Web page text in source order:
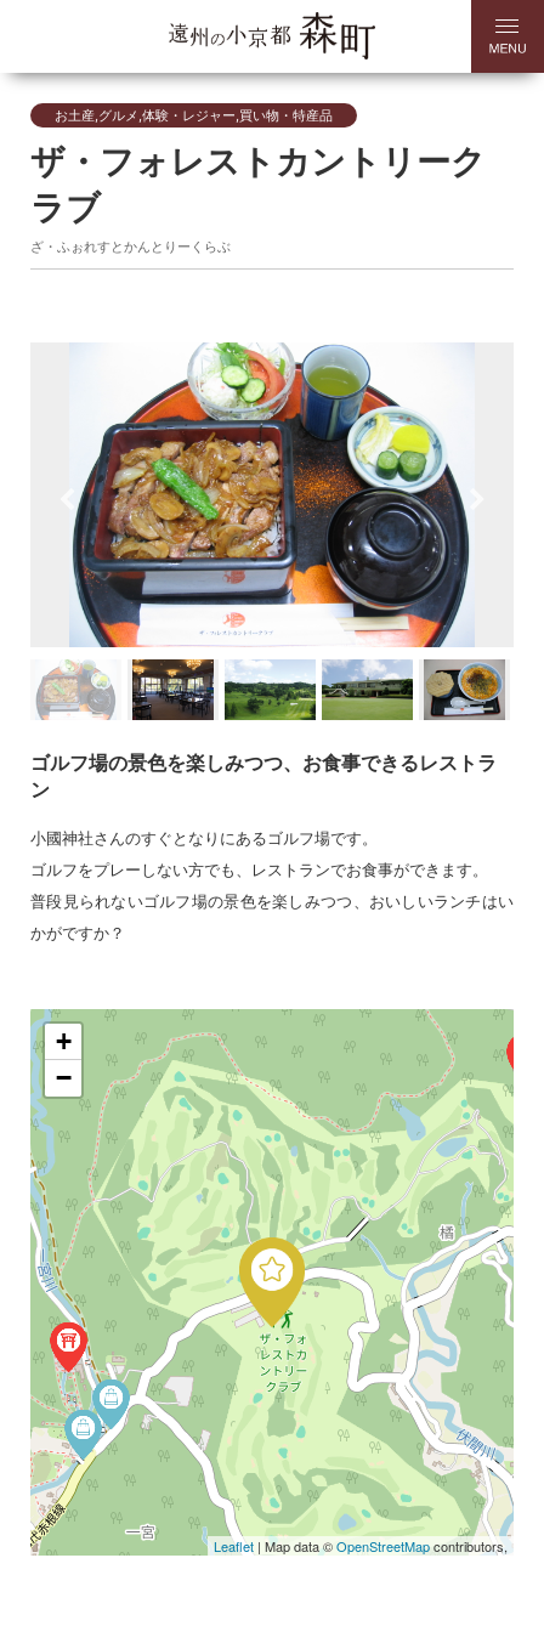
お土産,グルメ,体験・レジャー,買い物・特産品
ザ・フォレストカントリーク
ラブ
ざ・ふぉれすとかんとりーくらぶ
ゴルフ場の景色を楽しみつつ、お食事できるレストラ
ン
小國神社さんのすぐとなりにあるゴルフ場です。
ゴルフをプレーしない方でも、レストランでお食事ができます。
普段見られないゴルフ場の景色を楽しみつつ、おいしいランチはい
かがですか？
+
−
Leaflet | Map data ©OpenStreetMapcontributors,